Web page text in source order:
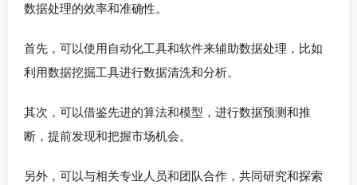
数据处理的效率和准确性。
首先，可以使用自动化工具和软件来辅助数据处理，比如
利用数据挖掘工具进行数据清洗和分析。
其次，可以借鉴先进的算法和模型，进行数据预测和推
断，提前发现和把握市场机会。
另外，可以与相关专业人员和团队合作，共同研究和探索